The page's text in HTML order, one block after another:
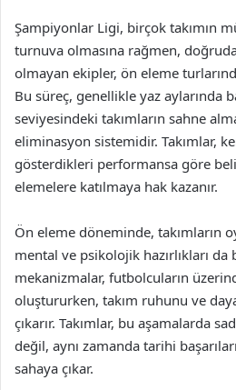
Şampiyonlar Ligi, birçok takımın
turnuva olmasına rağmen,
olmayan ekipler, ön eleme
Bu süreç, genellikle yaz aylarında
seviyesindeki takımların sahne
eliminasyon sistemidir. Takımlar,
gösterdikleri performansa göre
elemelere katılmaya hak kazanır.
Ön eleme döneminde, takımların
mental ve psikolojik hazırlıkları da
mekanizmalar, futbolcuların
oluştururken, takım ruhunu ve
çıkarır. Takımlar, bu aşamalarda
değil, aynı zamanda tarihi
sahaya çıkar.